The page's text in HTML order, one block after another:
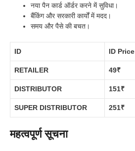
नया पैन कार्ड ऑर्डर करने में सुविधा।
बैंकिंग और सरकारी कार्यों में मदद।
समय और पैसे की बचत।
ID ID Price
RETAILER 49₹
DISTRIBUTOR 151₹
SUPER DISTRIBUTOR 251₹
महत्वपूर्ण सूचना